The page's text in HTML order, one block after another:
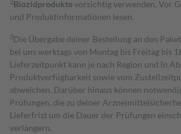
2Biozidproduktevorsichtig verwenden. Vor
und Produktinformationen lesen.
3Die Übergabe deiner Bestellung an den
bei uns werktags von Montag bis Freitag bis
Lieferzeitpunkt kann je nach Region und in
Produktverfügbarkeit sowie vom
abweichen. Darüber hinaus können
Prüfungen, die zu deiner
Lieferfrist um die Dauer der Prüfungen
verlängern.